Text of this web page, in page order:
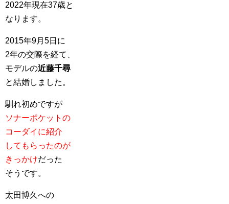
2022年現在37歳と
なります。
2015年9月5日に
2年の交際を経て、
モデルの近藤千尋
と結婚しました。
馴れ初めですが
ソナーポケットの
コーダイに紹介
してもらったのが
きっかけだった
そうです。
太田博久への